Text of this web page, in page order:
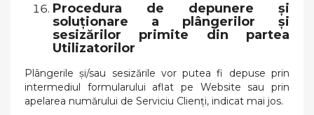
Procedura de depunere și
soluționare a plângerilor și
sesizărilor primite din partea
Utilizatorilor
Plângerile și/sau sesizările vor putea fi depuse prin
intermediul formularului aflat pe Website sau prin
apelarea numărului de Serviciu Clienți, indicat mai jos.